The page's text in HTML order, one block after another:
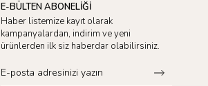
E-BÜLTEN ABONELİĞİ
Haber listemize kayıt olarak
kampanyalardan, indirim ve yeni
ürünlerden ilk siz haberdar olabilirsiniz.